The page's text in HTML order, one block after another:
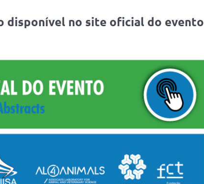
disponível no site oficial do evento